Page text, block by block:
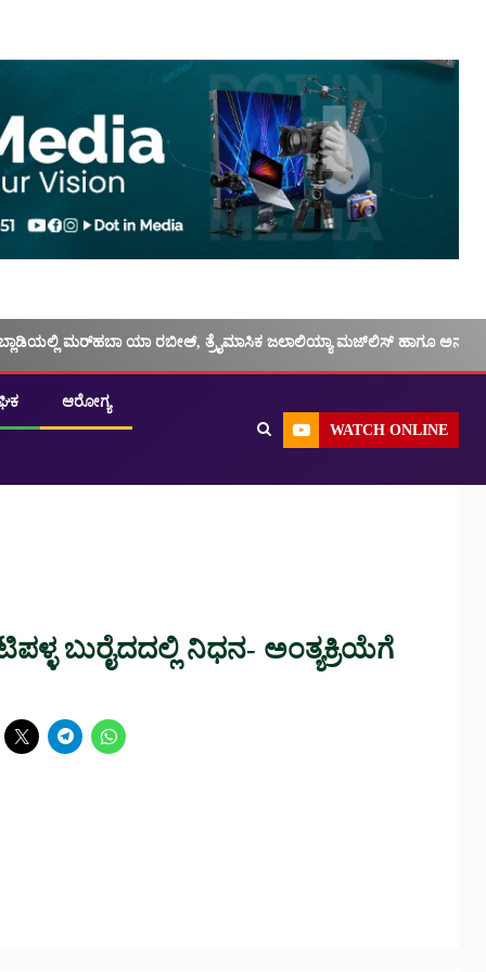
ಮರ್‌‌ಹಬಾ ಯಾ ರಬೀಅ್, ತ್ರೈಮಾಸಿಕ ಜಲಾಲಿಯ್ಯಾ ಮಜ್‌‌ಲಿಸ್‌‌ ಹಾಗೂ
ಆರೋಗ್ಯ
WATCH ONLINE
ಬುರೈದದಲ್ಲಿ ನಿಧನ- ಅಂತ್ಯಕ್ರಿಯೆಗೆ